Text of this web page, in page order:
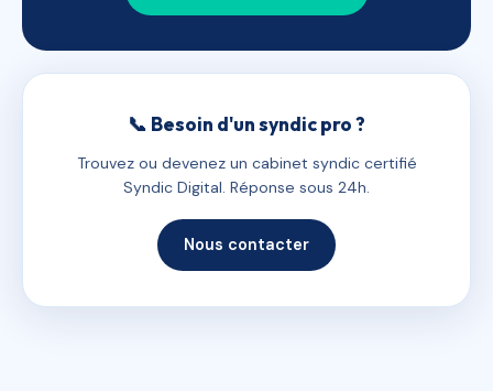
📞 Besoin d'un syndic pro ?
Trouvez ou devenez un cabinet syndic certifié
Syndic Digital. Réponse sous 24h.
Nous contacter